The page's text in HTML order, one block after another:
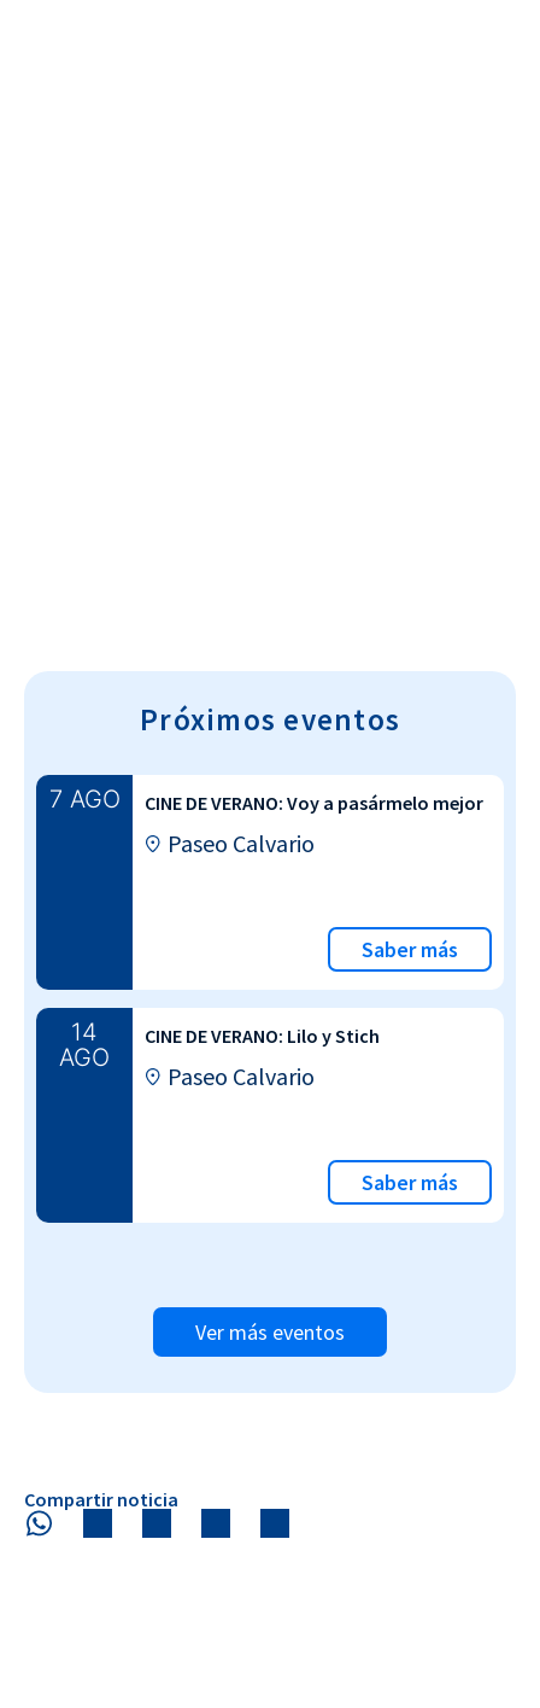
Próximos eventos
7 AGO CINE DE VERANO: Voy a pasármelo mejor
Paseo Calvario
Saber más
14
AGO
CINE DE VERANO: Lilo y Stich
Paseo Calvario
Saber más
Ver más eventos
Compartir noticia